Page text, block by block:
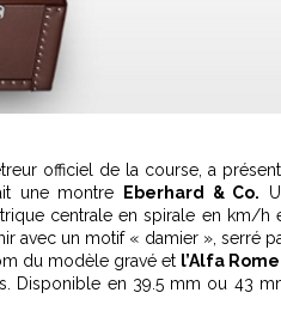
officiel de la course, a
une montre Eberhard & Co.
centrale en spirale en km/h
avec un motif « damier », serré
du modèle gravé et l’Alfa
Disponible en 39.5 mm ou 43